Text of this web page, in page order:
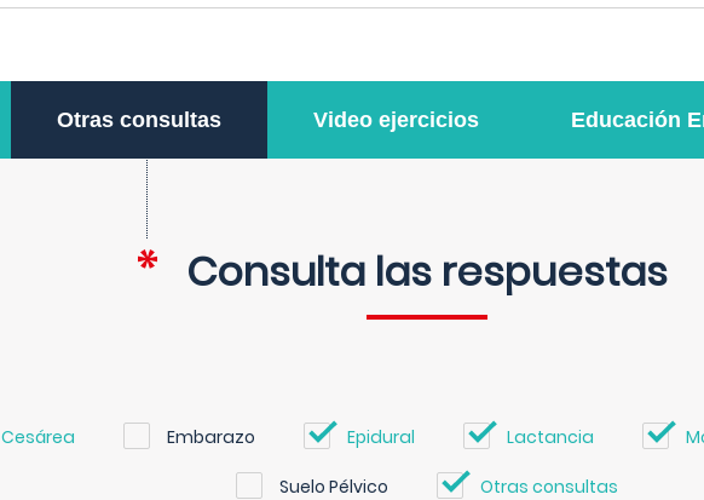
Otras consultas Video ejercicios Educación
Consulta las respuestas
Cesárea Embarazo Epidural Lactancia
Suelo Pélvico Otras consultas